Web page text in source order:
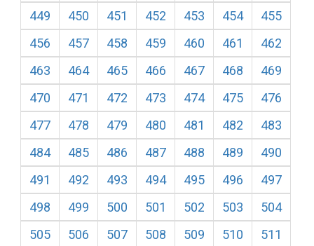
449 450 451 452 453 454
455
456
457 458 459 460 461
462
463
464 465 466 467 468
469
470
471 472 473 474 475
476
477
478 479 480 481 482
483
484
485 486 487 488 489
490
491
492 493 494 495 496
497
498
499 500 501 502 503
504
505
506 507 508 509 510
511